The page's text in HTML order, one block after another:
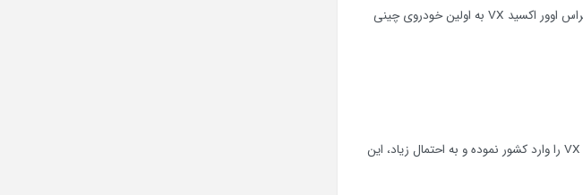
به احتمال خیلی زیاد، شرکت مدیران خودرو تصمیم گرفته تا مدل قوی‌تر ۴۰۰T را وارد کشور کند. با انجام این کار، کراس اوور اکسید VX به اولین خودروی چینی
طی چند روز گذشته اولین نسخه های آزمایشی اکسید VX را وارد کشور نموده و به احتمال زیاد، این